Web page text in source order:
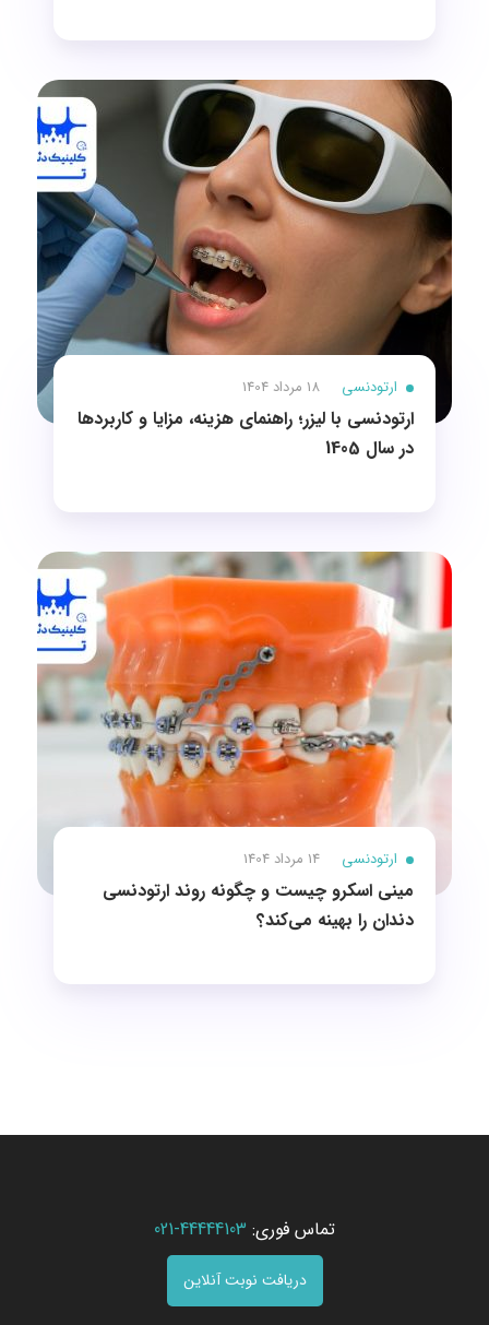
ارتودنسی 18 مرداد 1404
ارتودنسی با لیزر؛ راهنمای هزینه، مزایا و کاربردها
در سال 1405
ارتودنسی 14 مرداد 1404
مینی اسکرو چیست و چگونه روند ارتودنسی
دندان را بهینه می‌کند؟
تماس فوری: 44444103-021
دریافت نوبت آنلاین